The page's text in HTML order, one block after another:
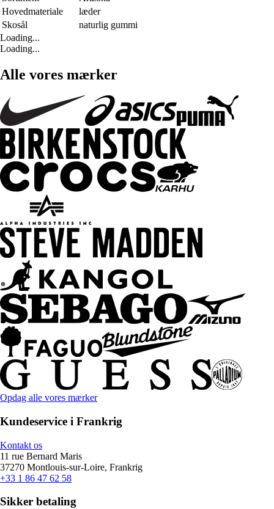
Hovedmateriale
læder
Skosål
naturlig gummi
Loading...
Loading...
Alle vores mærker
Opdag alle vores mærker
Kundeservice i Frankrig
Kontakt os
11 rue Bernard Maris
37270 Montlouis-sur-Loire, Frankrig
+33 1 86 47 62 58
Sikker betaling